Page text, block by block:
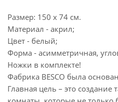
Размер: 150 х 74 см.
Материал - акрил;
Цвет - белый;
Форма - асимметричная,
Ножки в комплекте!
Фабрика BESCO была
Главная цель – это